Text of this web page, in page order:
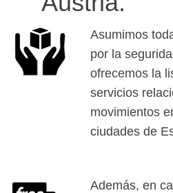
Asumimos
por la
ofrecemos la
servicios
movimientos
ciudades de
Además, en